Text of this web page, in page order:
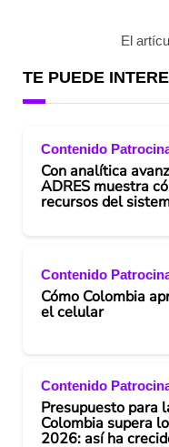
El
TE PUEDE
Contenido
Con analítica
ADRES muestra
recursos del
Contenido
Cómo Colombia
el celular
Contenido
Presupuesto para
Colombia supera
2026: así ha